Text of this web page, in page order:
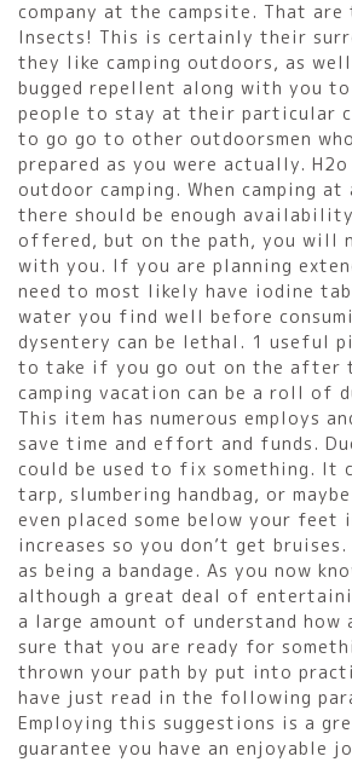
company at the campsite. That are
Insects! This is certainly their
they like camping outdoors, as
bugged repellent along with you
people to stay at their particular
to go go to other outdoorsmen
prepared as you were actually.
outdoor camping. When camping at
there should be enough
offered, but on the path, you will
with you. If you are planning
need to most likely have iodine
water you find well before
dysentery can be lethal. 1 useful
to take if you go out on the after
camping vacation can be a roll of
This item has numerous employs
save time and effort and funds.
could be used to fix something. It
tarp, slumbering handbag, or
even placed some below your feet
increases so you don’t get
as being a bandage. As you now
although a great deal of
a large amount of understand how
sure that you are ready for
thrown your path by put into
have just read in the following
Employing this suggestions is a
guarantee you have an enjoyable